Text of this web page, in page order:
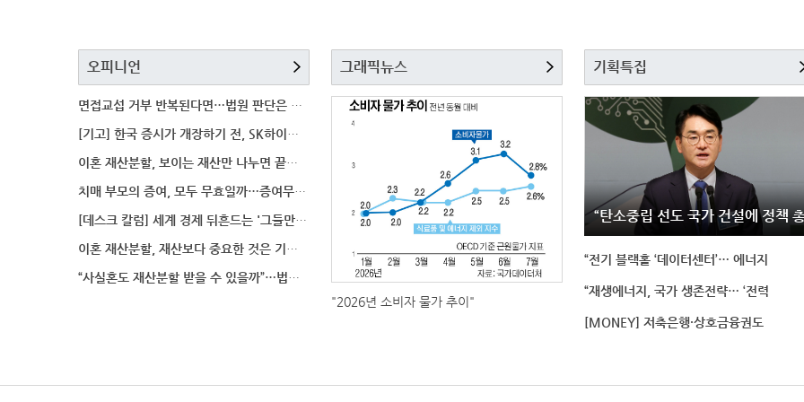
오피니언
면접교섭 거부 반복된다면…법원 판단은 달라질까
[기고] 한국 증시가 개장하기 전, SK하이닉스 가격은
이혼 재산분할, 보이는 재산만 나누면 끝일까…숨겨진 자
치매 부모의 증여, 모두 무효일까…증여무효 분쟁에서 법
[데스크 칼럼] 세계 경제 뒤흔드는 '그들만의 언어'
이혼 재산분할, 재산보다 중요한 것은 기여도 입증
“사실혼도 재산분할 받을 수 있을까”…법원이 살펴보는
그래픽뉴스
"2026년 소비자 물가 추이"
기획특집
“탄소중립 선도 국가 건설에 정책
“전기 블랙홀 ‘데이터센터’… 에너지
“재생에너지, 국가 생존전략… ‘전력
[MONEY] 저축은행·상호금융권도